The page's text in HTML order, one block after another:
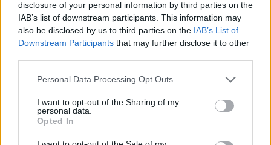
disclosure of your personal information by third parties on the
IAB’s list of downstream participants. This information may
also be disclosed by us to third parties on the IAB’s List of
Downstream Participants that may further disclose it to other
Personal Data Processing Opt Outs
I want to opt-out of the Sharing of my
personal data.
Opted In